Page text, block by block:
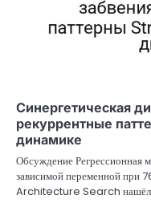
Синергетическая
рекуррентные
динамике
Обсуждение Регрессионная
зависимой переменной при
Architecture Search нашёл